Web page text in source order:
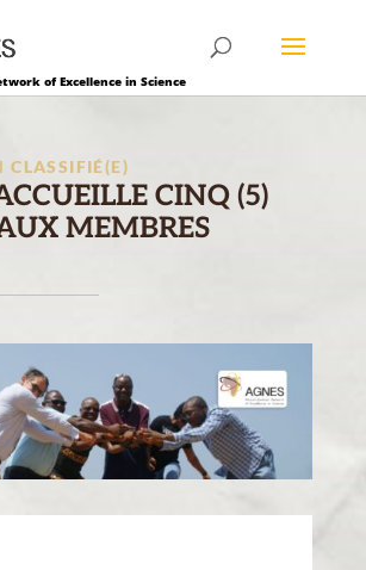
of Excellence in Science
CLASSIFIÉ(E)
CINQ (5)
MEMBRES